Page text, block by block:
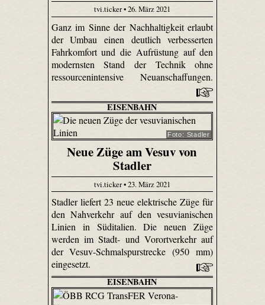
tvi.ticker • 26. März 2021
Ganz im Sinne der Nachhaltigkeit erlaubt
der Umbau einen deutlich verbesserten
Fahrkomfort und die Aufrüstung auf den
modernsten Stand der Technik ohne
ressourcenintensive Neuanschaffungen.
EISENBAHN
Foto: Stadler
Neue Züge am Vesuv von
Stadler
tvi.ticker • 23. März 2021
Stadler liefert 23 neue elektrische Züge für
den Nahverkehr auf den vesuvianischen
Linien in Süditalien. Die neuen Züge
werden im Stadt- und Vorortverkehr auf
der Vesuv-Schmalspurstrecke (950 mm)
eingesetzt.
EISENBAHN